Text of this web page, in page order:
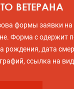
ВЕТЕРАНА
формы заявки
Форма с одержит
рождения, дата
ссылка на